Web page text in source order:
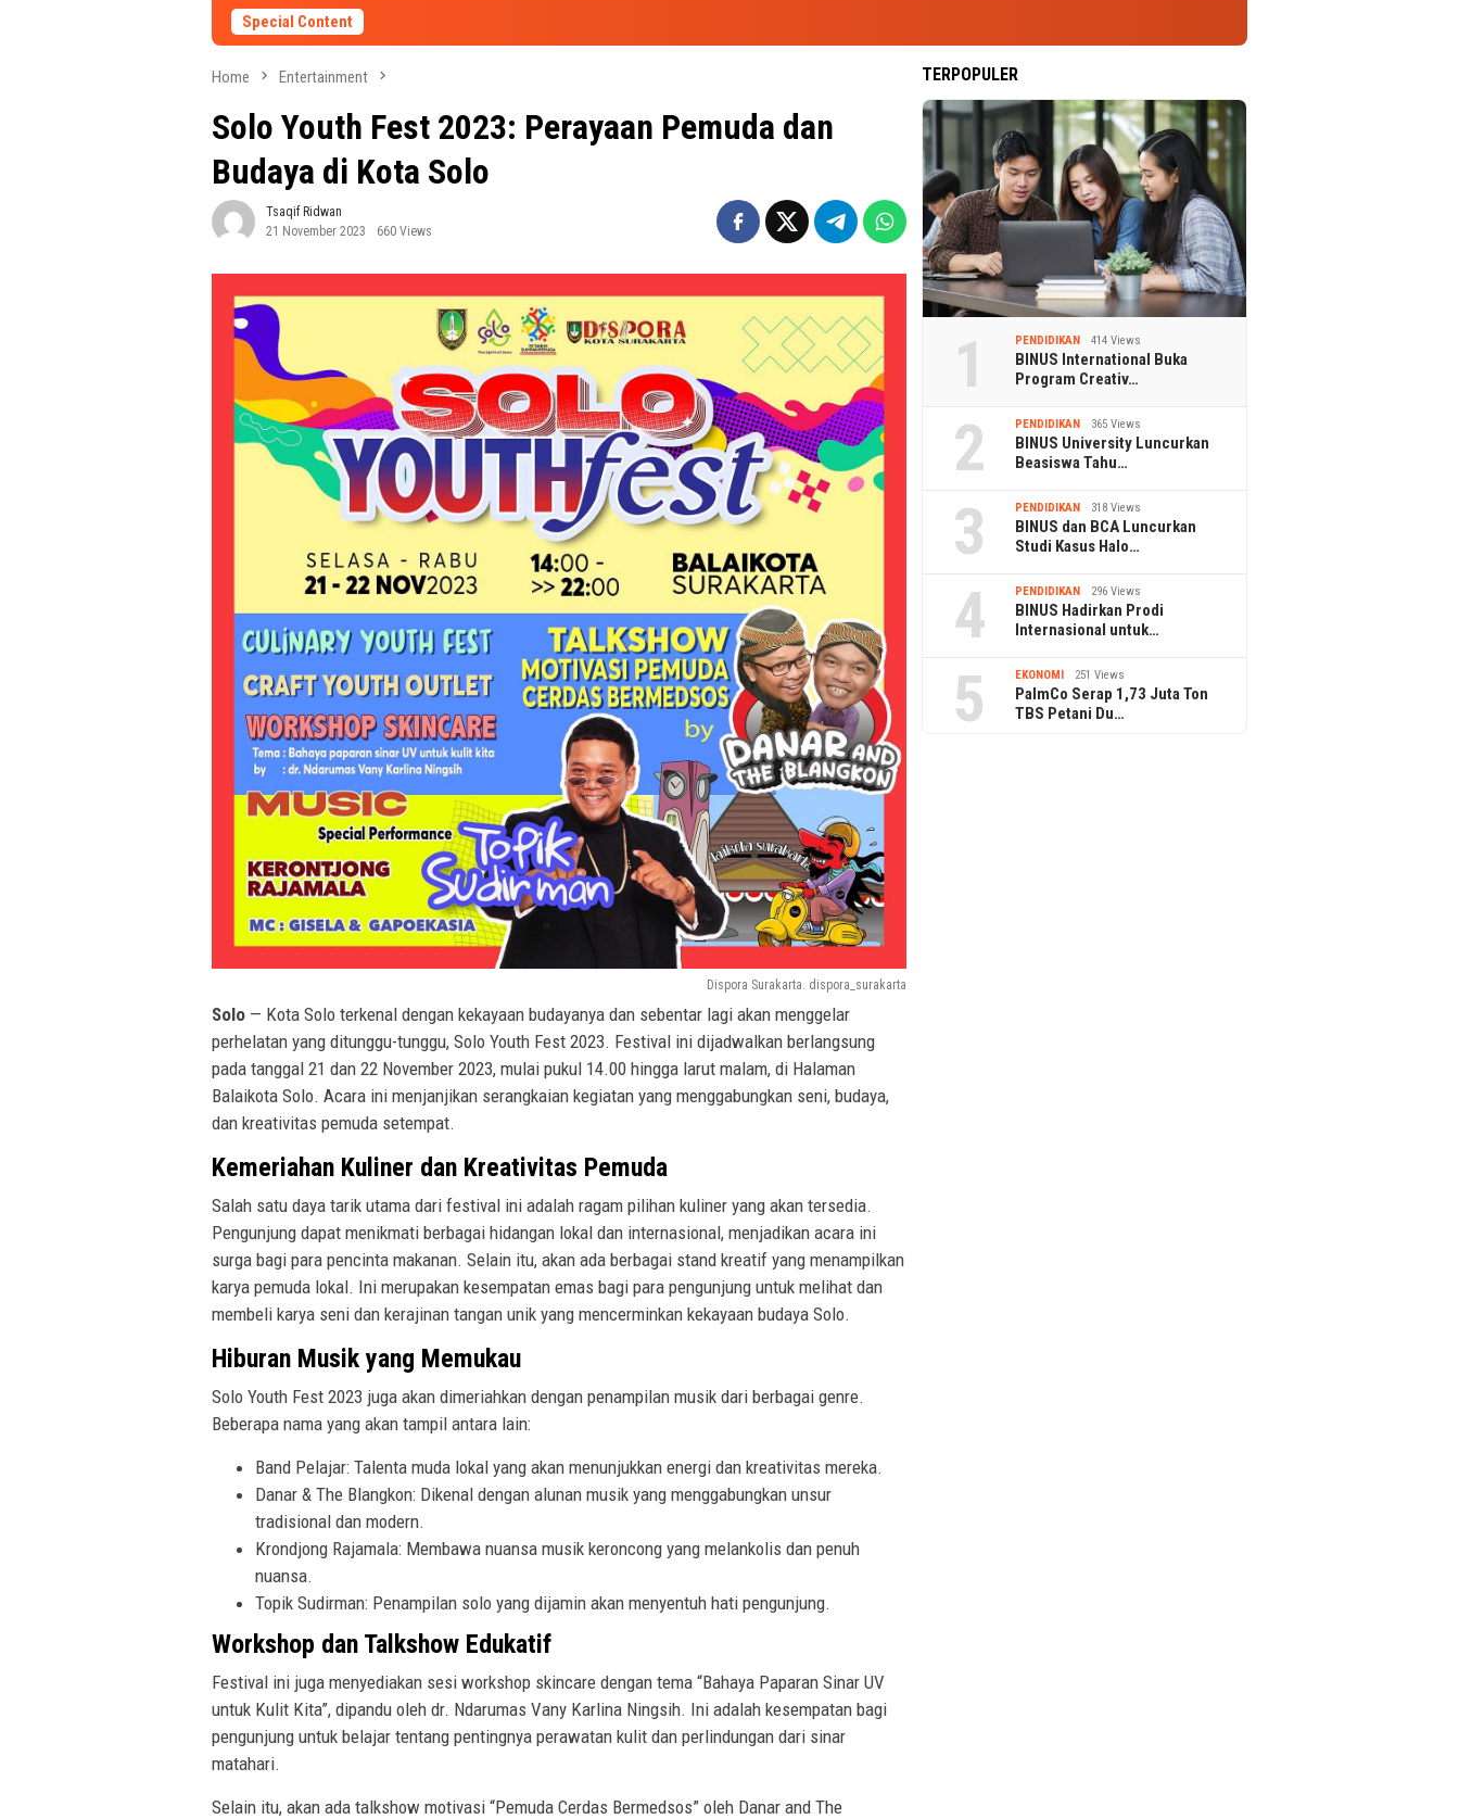
Special Content
Home Entertainment
Solo Youth Fest 2023: Perayaan Pemuda dan
Budaya di Kota Solo
Tsaqif Ridwan
21 November 2023
660 Views
Dispora Surakarta. dispora_surakarta
Solo — Kota Solo terkenal dengan kekayaan budayanya dan sebentar lagi akan menggelar
perhelatan yang ditunggu-tunggu, Solo Youth Fest 2023. Festival ini dijadwalkan berlangsung
pada tanggal 21 dan 22 November 2023, mulai pukul 14.00 hingga larut malam, di Halaman
Balaikota Solo. Acara ini menjanjikan serangkaian kegiatan yang menggabungkan seni, budaya,
dan kreativitas pemuda setempat.
Kemeriahan Kuliner dan Kreativitas Pemuda
Salah satu daya tarik utama dari festival ini adalah ragam pilihan kuliner yang akan tersedia.
Pengunjung dapat menikmati berbagai hidangan lokal dan internasional, menjadikan acara ini
surga bagi para pencinta makanan. Selain itu, akan ada berbagai stand kreatif yang menampilkan
karya pemuda lokal. Ini merupakan kesempatan emas bagi para pengunjung untuk melihat dan
membeli karya seni dan kerajinan tangan unik yang mencerminkan kekayaan budaya Solo.
Hiburan Musik yang Memukau
Solo Youth Fest 2023 juga akan dimeriahkan dengan penampilan musik dari berbagai genre.
Beberapa nama yang akan tampil antara lain:
Band Pelajar: Talenta muda lokal yang akan menunjukkan energi dan kreativitas mereka.
Danar & The Blangkon: Dikenal dengan alunan musik yang menggabungkan unsur
tradisional dan modern.
Krondjong Rajamala: Membawa nuansa musik keroncong yang melankolis dan penuh
nuansa.
Topik Sudirman: Penampilan solo yang dijamin akan menyentuh hati pengunjung.
Workshop dan Talkshow Edukatif
Festival ini juga menyediakan sesi workshop skincare dengan tema “Bahaya Paparan Sinar UV
untuk Kulit Kita”, dipandu oleh dr. Ndarumas Vany Karlina Ningsih. Ini adalah kesempatan bagi
pengunjung untuk belajar tentang pentingnya perawatan kulit dan perlindungan dari sinar
matahari.
Selain itu, akan ada talkshow motivasi “Pemuda Cerdas Bermedsos” oleh Danar and The
TERPOPULER
1 PENDIDIKAN 414 Views
BINUS International Buka
Program Creativ…
2 PENDIDIKAN 365 Views
BINUS University Luncurkan
Beasiswa Tahu…
3 PENDIDIKAN 318 Views
BINUS dan BCA Luncurkan
Studi Kasus Halo…
4 PENDIDIKAN 296 Views
BINUS Hadirkan Prodi
Internasional untuk…
5 EKONOMI 251 Views
PalmCo Serap 1,73 Juta Ton
TBS Petani Du…